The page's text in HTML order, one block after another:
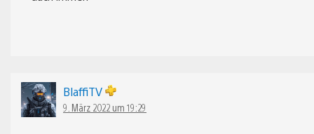
BlaffiTV
9. März 2022 um 19:29